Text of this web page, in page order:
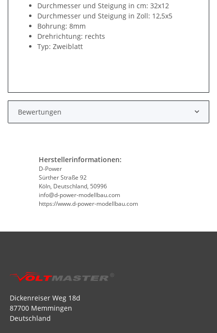
Durchmesser und Steigung in cm: 32x12
Durchmesser und Steigung in Zoll: 12,5x5
Bohrung: 8mm
Drehrichtung: rechts
Typ: Zweiblatt
Bewertungen
Herstellerinformationen:
D-Power
Sürther Straße 92
Köln, Deutschland, 50996
info@d-power-modellbau.com
https://www.d-power-modellbau.com
Dickenreiser Weg 18d
87700 Memmingen
Deutschland